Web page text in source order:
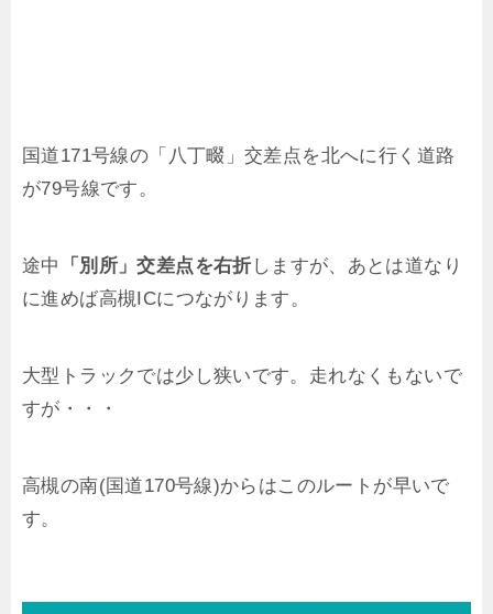
国道171号線の「八丁畷」交差点を北へに行く道路
が79号線です。
途中 「別所」交差点を右折 しますが、あとは道なり
に進めば高槻ICにつながります。
大型トラックでは少し狭いです。走れなくもないで
すが・・・
高槻の南(国道170号線)からはこのルートが早いで
す。